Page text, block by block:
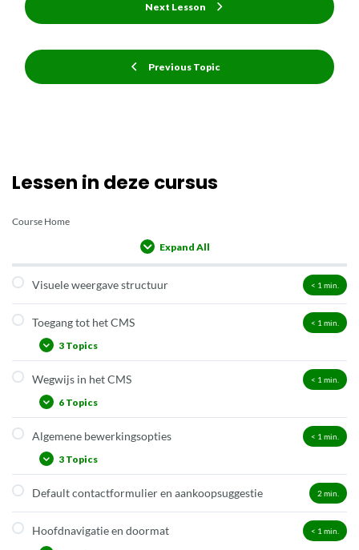
Previous Topic
Next Lesson
Lessen in deze cursus
Course Home
Expand All
Visuele weergave structuur < 1 min.
Toegang tot het CMS < 1 min.
3 Topics
Aanmelden
Menu Kijker
Menu Beheerder en Redacteur
Wegwijs in het CMS < 1 min.
6 Topics
Profiel
Dashboard
Inhoud
Dringende mededeling
Structuur
Algemene bewerkingsopties < 1 min.
3 Topics
Revisies (versiebeheer)
Default contactformulier en aankoopsuggestie 2 min.
Hoofdnavigatie en doormat < 1 min.